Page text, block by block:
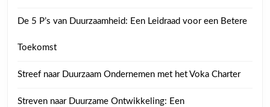
De 5 P’s van Duurzaamheid: Een Leidraad voor een Betere
Toekomst
Streef naar Duurzaam Ondernemen met het Voka Charter
Streven naar Duurzame Ontwikkeling: Een